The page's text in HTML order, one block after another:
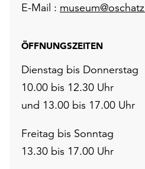
E-Mail :
ÖFFNUNGSZEITEN
Dienstag bis Donnerstag
10.00 bis 12.30 Uhr
und 13.00 bis 17.00 Uhr
Freitag bis Sonntag
13.30 bis 17.00 Uhr